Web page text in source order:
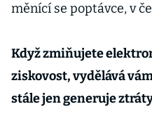
měnící se poptávce, v
Když zmiňujete
ziskovost, vydělává
stále jen generuje